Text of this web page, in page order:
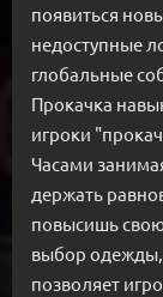
появиться
недоступные
глобальные
Прокачка
игроки
Часами
держать
повысишь
выбор одежды,
позволяет